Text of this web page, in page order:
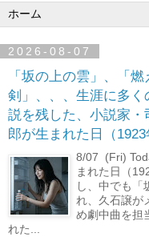
2026-08-07
「坂の上の雲」、「燃
剣」、、、生涯に多く
説を残した、小説家・
郎が生まれた日（1923
8/07 (Fri)
まれた日（
し、中でも「
れ、久石譲が
め劇中曲を担
れた...